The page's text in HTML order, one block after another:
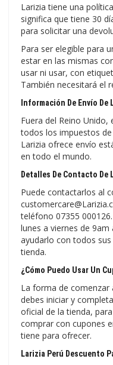
Larizia tiene una
significa que tiene 30
para solicitar una
Para ser elegible para
estar en las mismas
usar ni usar, con
También necesitará el
Información De Envío De
Fuera del Reino
todos los impuestos
Larizia ofrece envío
en todo el mundo.
Detalles De Contacto De
Puede contactarlos al
teléfono 07355
lunes a viernes de 9am
ayudarlo con todos
tienda.
¿Cómo Puedo Usar Un
La forma de comenzar
debes iniciar y
oficial de la tienda,
comprar con cupones
tiene para ofrecer.
Larizia Perú Descuento